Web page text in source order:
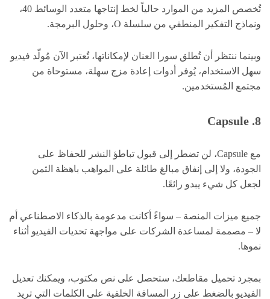
تُخصص المزيد من الموارد حالياً لخط إنتاجها متعدد الوسائط 40،
ونماذج التفكير المنطقي من سلسلة O، وحلول البرمجة.
وبينما ننتظر أن تُطلق سورا العنان لإمكاناتها، تُعتبر الآن مُولّد فيديو
سهل الاستخدام، يُوفر أدوات إعادة مزج سهلة، مستوحاة من
مجتمع المُستخدمين.
8. Capsule
مع Capsule، لن تضطر إلى قبول تباطؤ النشر للحفاظ على
الجودة، ولا إلى إنفاق مبالغ طائلة على المواهب باهظة الثمن
لجعل كل شيء يبدو رائعًا.
جميع ميزات المنصة – سواءً أكانت مدعومة بالذكاء الاصطناعي أم
لا – مصممة لمساعدة الشركات على مواجهة تحديات الفيديو أثناء
نموها.
بمجرد تحميل مقاطعك، ستحصل على نص مكتوب، ويمكنك تعديل
الفيديو بالضغط على زر المسافة الخلفية على الكلمات التي تريد